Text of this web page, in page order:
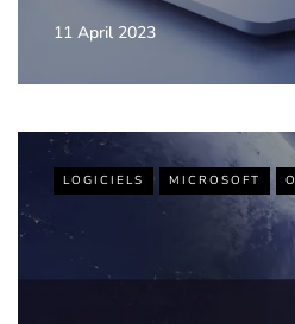
11 April 2023
LOGICIELS MICROSOFT